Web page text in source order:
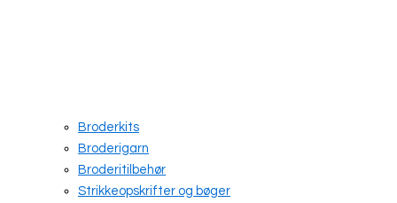
Broderkits
Broderigarn
Broderitilbehør
Strikkeopskrifter og bøger